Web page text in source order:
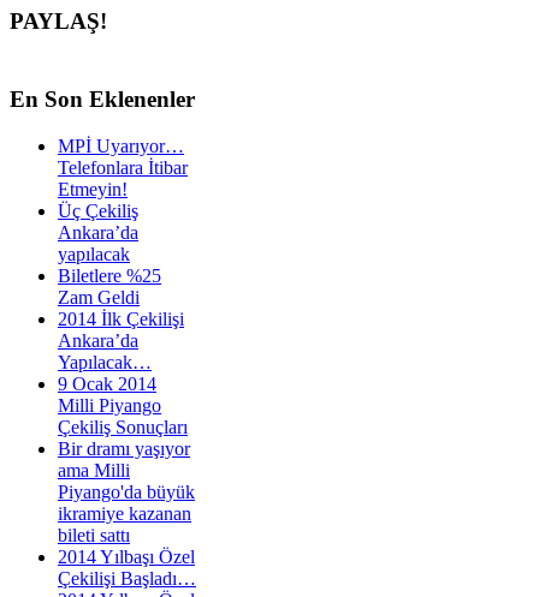
PAYLAŞ!
En Son Eklenenler
MPİ Uyarıyor…
Telefonlara İtibar
Etmeyin!
Üç Çekiliş
Ankara’da
yapılacak
Biletlere %25
Zam Geldi
2014 İlk Çekilişi
Ankara’da
Yapılacak…
9 Ocak 2014
Milli Piyango
Çekiliş Sonuçları
Bir dramı yaşıyor
ama Milli
Piyango'da büyük
ikramiye kazanan
bileti sattı
2014 Yılbaşı Özel
Çekilişi Başladı…